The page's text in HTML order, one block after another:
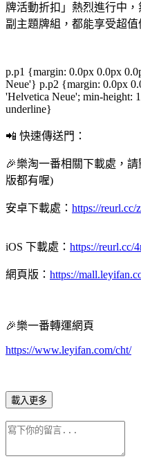
牌活動折扣」熱烈進行中
副主題牌組，都能享受超值
p.p1 {margin: 0.0px 0.0px
Neue'} p.p2 {margin: 0.0px
'Helvetica Neue'; min-height:
underline}
📲 快速傳送門：
🎉樂淘一番相關下載處，
版都有喔)
安卓下載處： https://reurl.cc/
iOS 下載處： https://reurl.cc/
網頁版： https://
🎉樂一番轉運網頁
https://www.leyifan.com/cht/
載入更多